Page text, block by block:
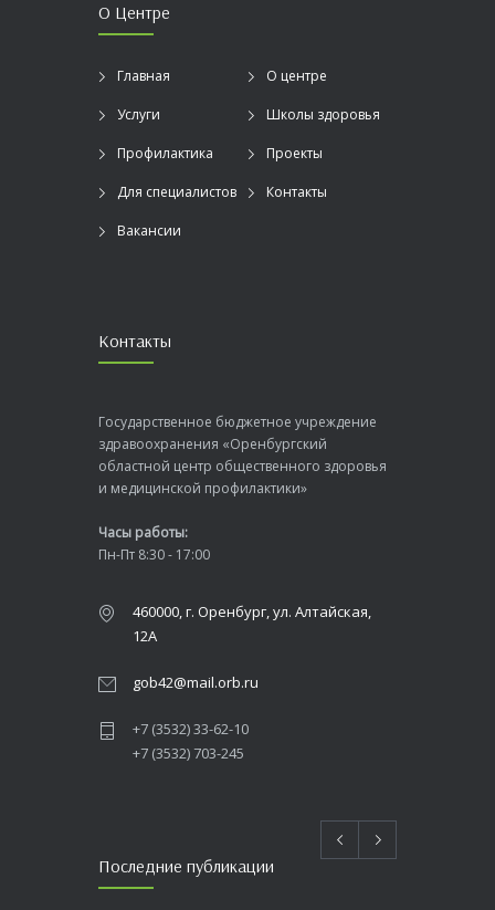
О Центре
Главная О центре
Услуги Школы здоровья
Профилактика Проекты
Для специалистов Контакты
Вакансии
Контакты
Государственное бюджетное учреждение
здравоохранения «Оренбургский
областной центр общественного здоровья
и медицинской профилактики»
Часы работы:
Пн-Пт 8:30 - 17:00
460000, г. Оренбург, ул. Алтайская,
12А
gob42@mail.orb.ru
+7 (3532) 33-62-10
+7 (3532) 703-245
Последние публикации